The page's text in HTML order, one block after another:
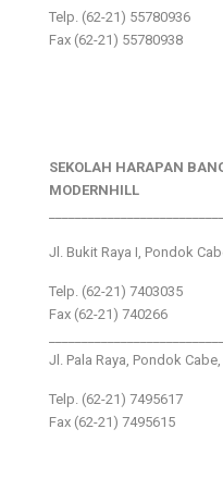
Telp. (62-21) 55780936
Fax (62-21) 55780938
SEKOLAH HARAPAN
MODERNHILL
Jl. Bukit Raya I, Pondok
Telp. (62-21) 7403035
Fax (62-21) 740266
Jl. Pala Raya, Pondok
Telp. (62-21) 7495617
Fax (62-21) 7495615